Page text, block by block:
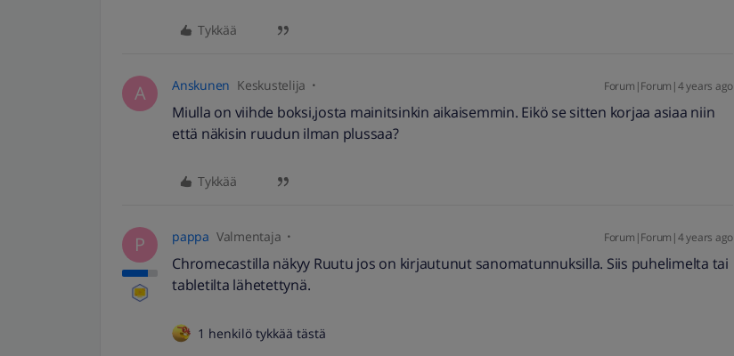
Tykkää
A Anskunen Keskustelija Forum|Forum|4 years ago
Miulla on viihde boksi,josta mainitsinkin aikaisemmin. Eikö se sitten korjaa asiaa niin
että näkisin ruudun ilman plussaa?
Tykkää
P pappa Valmentaja Forum|Forum|4 years ago
Chromecastilla näkyy Ruutu jos on kirjautunut sanomatunnuksilla. Siis puhelimelta tai
tabletilta lähetettynä.
1 henkilö tykkää tästä